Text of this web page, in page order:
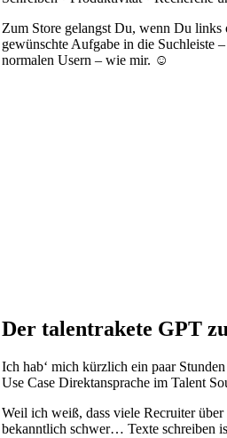
Zum Store gelangst Du, wenn Du
gewünschte Aufgabe in die Suchleiste
normalen Usern – wie mir. ☺️
Der talentrakete GPT
Ich hab‘ mich kürzlich ein paar
Use Case Direktansprache im Talent
Weil ich weiß, dass viele Recruiter
bekanntlich schwer… Texte schreiben